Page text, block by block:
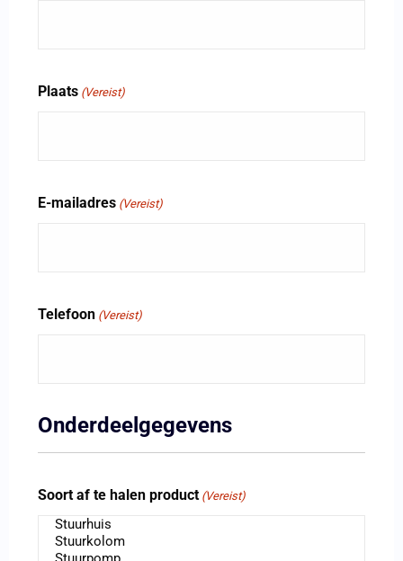
Plaats (Vereist)
E-mailadres (Vereist)
Telefoon (Vereist)
Onderdeelgegevens
Soort af te halen product (Vereist)